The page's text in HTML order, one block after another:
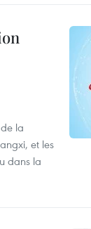
la
et les
dans la